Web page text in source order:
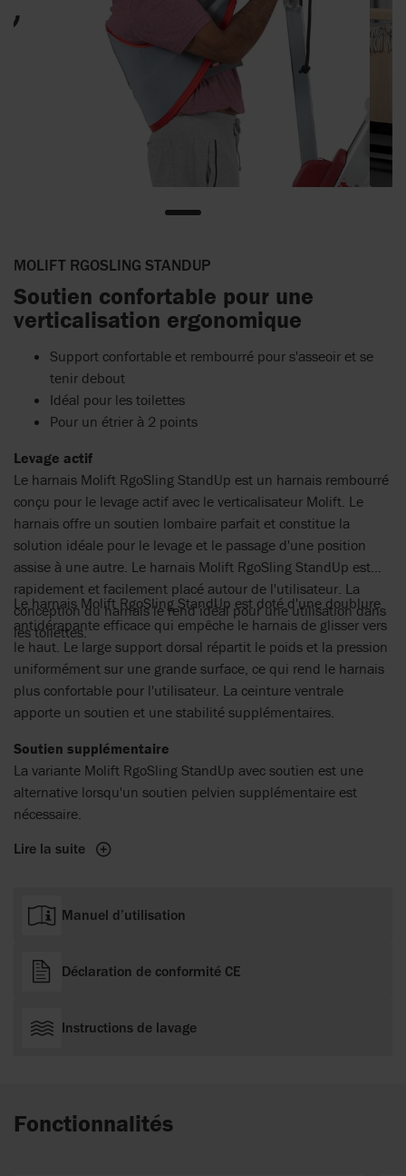
MOLIFT RGOSLING STANDUP
Soutien confortable pour une
verticalisation ergonomique
Support confortable et rembourré pour s'asseoir et se
tenir debout
Idéal pour les toilettes
Pour un étrier à 2 points
Levage actif
Le harnais Molift RgoSling StandUp est un harnais rembourré
conçu pour le levage actif avec le verticalisateur Molift. Le
harnais offre un soutien lombaire parfait et constitue la
solution idéale pour le levage et le passage d'une position
assise à une autre. Le harnais Molift RgoSling StandUp est
rapidement et facilement placé autour de l'utilisateur. La
conception du harnais le rend idéal pour une utilisation dans
les toilettes.
Le harnais Molift RgoSling StandUp est doté d'une doublure
antidérapante efficace qui empêche le harnais de glisser vers
le haut. Le large support dorsal répartit le poids et la pression
uniformément sur une grande surface, ce qui rend le harnais
plus confortable pour l'utilisateur. La ceinture ventrale
apporte un soutien et une stabilité supplémentaires.
Soutien supplémentaire
La variante Molift RgoSling StandUp avec soutien est une
alternative lorsqu'un soutien pelvien supplémentaire est
nécessaire.
Lire la suite
Manuel d’utilisation
Déclaration de conformité CE
Instructions de lavage
Fonctionnalités